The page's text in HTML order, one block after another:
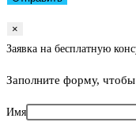
×
Заявка на бесплатную
Заполните форму,
Имя